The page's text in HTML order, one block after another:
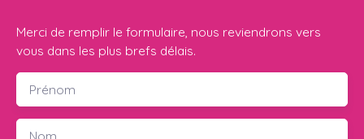
Merci de remplir le formulaire, nous reviendrons vers
vous dans les plus brefs délais.
Prénom
Nom